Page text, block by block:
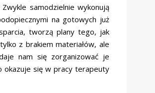
samodzielnie wykonują
na gotowych już
tworzą plany tego, jak
z brakiem materiałów, ale
nam się zorganizować je
okazuje się w pracy terapeuty